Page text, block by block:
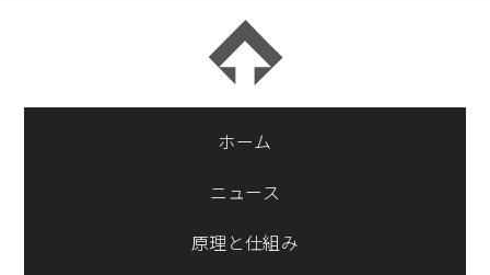
ホーム
ニュース
原理と仕組み